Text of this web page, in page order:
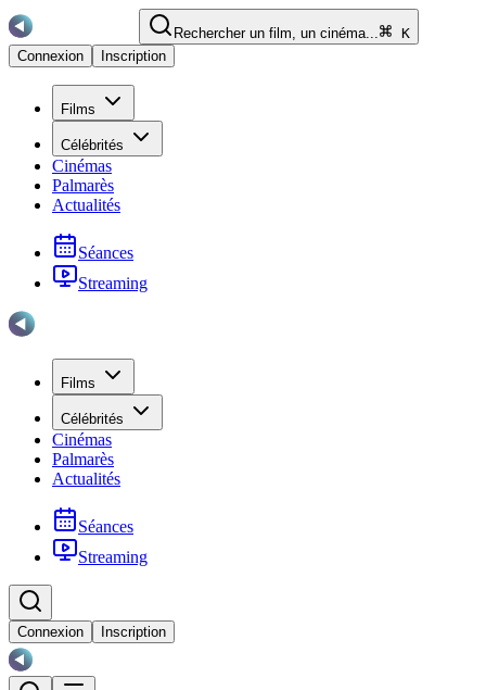
Rechercher un film, un cinéma...
K
Connexion
Inscription
Films
Célébrités
Cinémas
Palmarès
Actualités
Séances
Streaming
Films
Célébrités
Cinémas
Palmarès
Actualités
Séances
Streaming
Connexion Inscription